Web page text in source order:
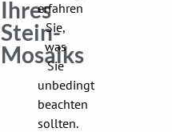
Ihres
Stein-
Mosaiks
erfahren
Sie,
was
Sie
unbedingt
beachten
sollten.